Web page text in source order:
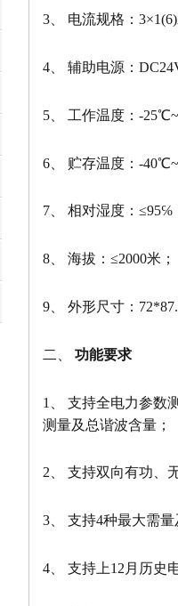
3、 电流规格：
4、 辅助电源：
5、 工作温度：-
6、 贮存温度：-
7、 相对湿度：≤95℅
8、 海拔：≤2000米；
9、 外形尺寸：
二、 功能要求
1、 支持全电力参数
测量及总谐波含量；
2、 支持双向有功、
3、 支持4种最大需
4、 支持上12月历史